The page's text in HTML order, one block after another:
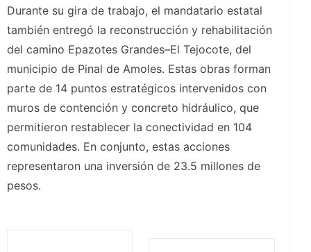
Durante su gira de trabajo, el mandatario estatal
también entregó la reconstrucción y rehabilitación
del camino Epazotes Grandes–El Tejocote, del
municipio de Pinal de Amoles. Estas obras forman
parte de 14 puntos estratégicos intervenidos con
muros de contención y concreto hidráulico, que
permitieron restablecer la conectividad en 104
comunidades. En conjunto, estas acciones
representaron una inversión de 23.5 millones de
pesos.